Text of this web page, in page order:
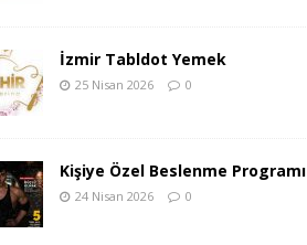
İzmir Tabldot Yemek
25 Nisan 2026 0
Kişiye Özel Beslenme Programı
24 Nisan 2026 0